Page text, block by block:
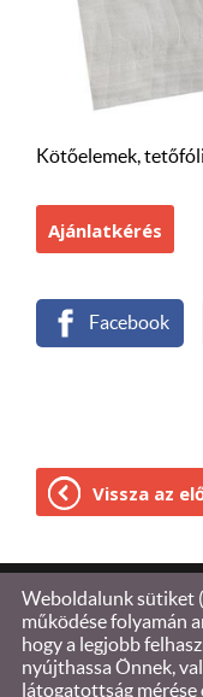
Kötőelemek,
Ajánlatkérés
Facebook
Vissza az
© 2026 -
Oldal
Weboldalunk sütiket
működése folyamán
hogy a legjobb
nyújthassa Önnek,
látogatottság